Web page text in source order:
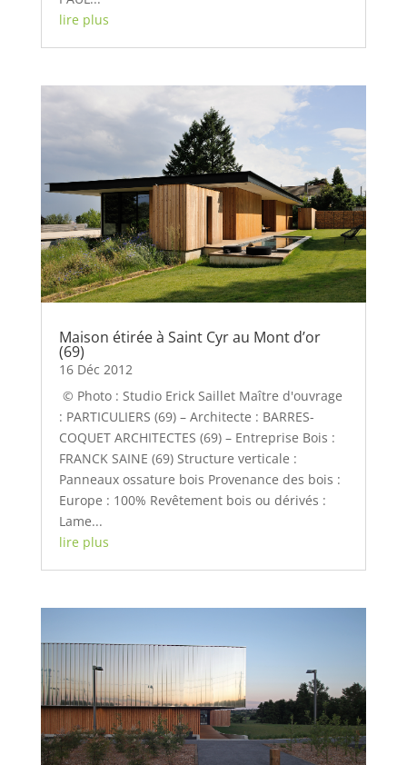
lire plus
Maison étirée à Saint Cyr au Mont d’or
(69)
16 Déc 2012
© Photo : Studio Erick Saillet Maître d'ouvrage
: PARTICULIERS (69) – Architecte : BARRES-
COQUET ARCHITECTES (69) – Entreprise Bois :
FRANCK SAINE (69) Structure verticale :
Panneaux ossature bois Provenance des bois :
Europe : 100% Revêtement bois ou dérivés :
Lame...
lire plus